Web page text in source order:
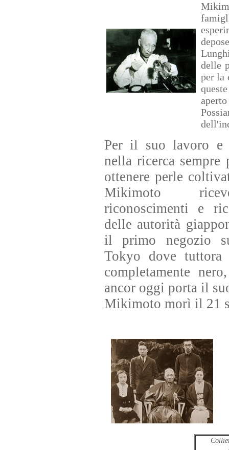
delle
per la
Per il suo lavoro
nella ricerca
ottenere perle
Mikimoto
riconoscimenti e
delle autorità
il primo negozio
Tokyo dove
completamente
ancor oggi porta il
Mikimoto morì il 21